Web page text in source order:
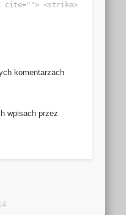
cite=""> <strike>
komentarzach
wpisach przez